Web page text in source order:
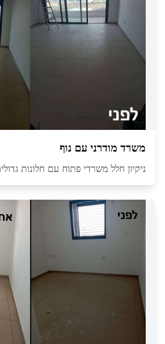
משרד מודרני עם נוף
ניקיון חלל משרדי פתוח עם חלונות